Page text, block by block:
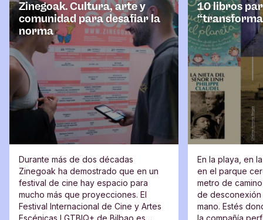
oZinegoak. Cultura, arte y
comunidad para desafiar la
norma
Durante más de dos décadas
Zinegoak ha demostrado que en un
festival de cine hay espacio para
mucho más que proyecciones. El
Festival Internacional de Cine y Artes
10 libros
En la playa, en
en el parque
metro de
de
mano. Estés